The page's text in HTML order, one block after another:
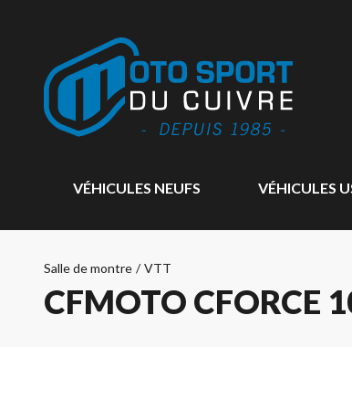
VÉHICULES NEUFS VÉHICULES
Salle de montre / VTT
CFMOTO CFORCE